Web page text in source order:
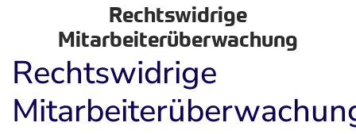
Rechtswidrige
Mitarbeiterüberwachung
Rechtswidrige